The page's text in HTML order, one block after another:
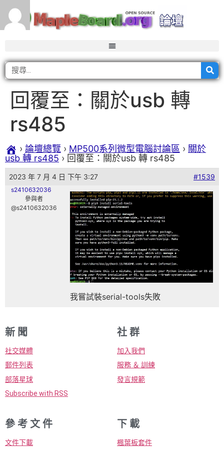
回覆至：關於usb 轉
rs485
› 論壇總覽 › MP500系列微型電腦討論區 › 關於
usb 轉 rs485 › 回覆至：關於usb 轉 rs485
2023 年 7 月 4 日 下午 3:27 #1539
s2410632036
參與者
@s2410632036
我嘗試裝serial-tools失敗
新 聞
社交媒體
郵件列表
部落星球
Subscribe with RSS
社 群
加入我們
服務 ＆ 訓練
發言規範
參 考 文 件
文件下載
下 載
楓葉板套件